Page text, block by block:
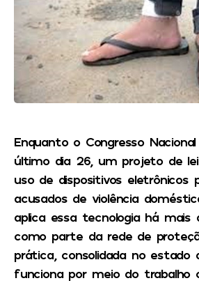
Enquanto o Congresso
último dia 26, um projeto de
uso de dispositivos eletrônicos
acusados de violência
aplica essa tecnologia há mais
como parte da rede de
prática, consolidada no estado
funciona por meio do trabalho